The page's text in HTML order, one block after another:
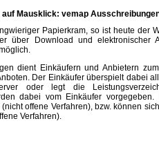
Mausklick: vemap
Papierkram, so ist heute der
über Download und elektronischer
dient Einkäufern und Anbietern
Der Einkäufer überspielt dabei
oder legt die
dabei vom Einkäufer
offene Verfahren), bzw. können
Verfahren).